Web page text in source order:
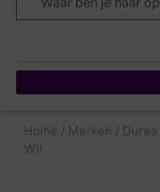
Home / Merken / Durea
Wit